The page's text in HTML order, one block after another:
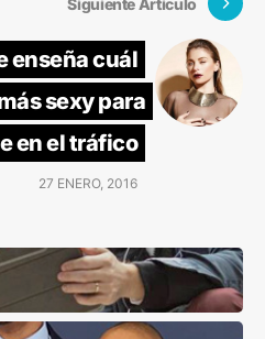
enseña cuál
sexy para
en el tráfico
27 ENERO, 2016